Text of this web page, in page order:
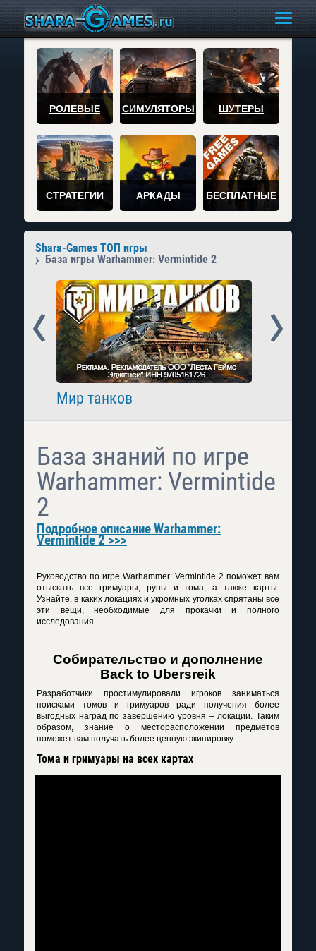
РОЛЕВЫЕ СИМУЛЯТОРЫ ШУТЕРЫ
СТРАТЕГИИ АРКАДЫ БЕСПЛАТНЫЕ
Shara-Games ТОП игры
База игры Warhammer: Vermintide 2
Мир танков
Prev
База знаний по игре
Warhammer: Vermintide
2
Подробное описание Warhammer:
Vermintide 2 >>>
Руководство по игре Warhammer: Vermintide 2 поможет вам
отыскать все гримуары, руны и тома, а также карты.
Узнайте, в каких локациях и укромных уголках спрятаны все
эти вещи, необходимые для прокачки и полного
исследования.
Собирательство и дополнение
Back to Ubersreik
Разработчики простимулировали игроков заниматься
поисками томов и гримуаров ради получения более
выгодных наград по завершению уровня – локации. Таким
образом, знание о месторасположении предметов
поможет вам получать более ценную экипировку.
Тома и гримуары на всех картах